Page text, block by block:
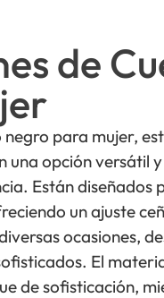
de
negro para mujer,
una opción versátil
Están diseñados
un ajuste
ocasiones,
El
de sofisticación,